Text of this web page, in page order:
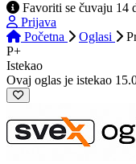
Favoriti se čuvaju 14
Prijava
Početna
Oglasi
P+
Istekao
Ovaj oglas je istekao